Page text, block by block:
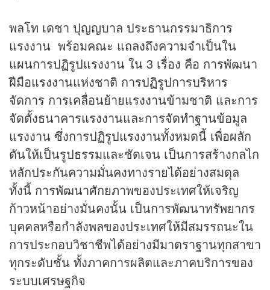
พลโท เดชา ปุญญบาล ประธานกรรมาธิการ
แรงงาน พร้อมคณะ แถลงถึงความจำเป็นใน
แผนการปฏิรูปแรงงาน ใน 3 เรื่อง คือ การพัฒนา
ฝีมือแรงงานแห่งชาติ การปฏิรูปการบริหาร
จัดการ การเคลื่อนย้ายแรงงานข้ามชาติ และการ
จัดตั้งธนาคารแรงงานและการจัดทำฐานข้อมูล
แรงงาน ซึ่งการปฏิรูปแรงงานทั้งหมดนี้ เพื่อผลัก
ดันให้เป็นรูปธรรมและชัดเจน เป็นการสร้างกลไก
หลักประกันความมั่นคงทางรายได้อย่างสมดุล
ทั้งนี้ การพัฒนาศักยภาพของประเทศให้เจริญ
ก้าวหน้าอย่างมั่นคงนั้น เป็นการพัฒนาทรัพยากร
บุคคลหรือกำลังพลของประเทศให้มีสมรรถนะใน
การประกอบวิชาชีพได้อย่างมีมาตราฐานทุกสาขา
ทุกระดับชั้น ทั้งภาคการผลิตและภาคบริการของ
ระบบเศรษฐกิจ